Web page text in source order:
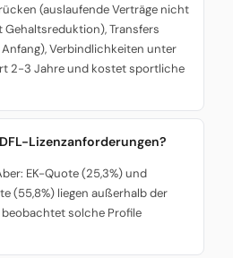
(auslaufende Verträge nicht
Transfers
Verbindlichkeiten unter
2-3 Jahre und kostet sportliche
Lizenzanforderungen?
EK-Quote (25,3%) und
(55,8%) liegen außerhalb der
beobachtet solche Profile